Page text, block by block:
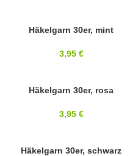
Häkelgarn 30er, mint
3,95 €
Häkelgarn 30er, rosa
3,95 €
SOLD OUT
Häkelgarn 30er, schwarz